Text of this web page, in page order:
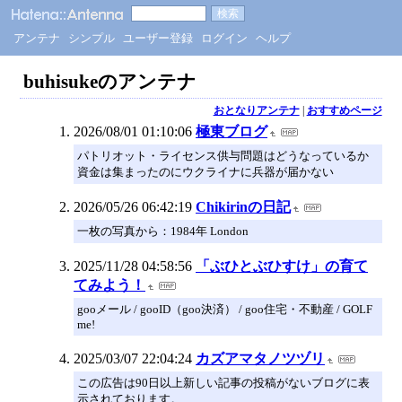
アンテナ シンプル ユーザー登録 ログイン ヘルプ
buhisukeのアンテナ
おとなりアンテナ| おすすめページ
2026/08/01 01:10:06 極東ブログ
パトリオット・ライセンス供与問題はどうなっているか
資金は集まったのにウクライナに兵器が届かない
2026/05/26 06:42:19 Chikirinの日記
一枚の写真から：1984年 London
2025/11/28 04:58:56
「ぶひとぶひすけ」の育て
てみよう！
gooメール / gooID（goo決済） / goo住宅・不動産 / GOLF
me!
2025/03/07 22:04:24 カズアマタノツヅリ
この広告は90日以上新しい記事の投稿がないブログに表
示されております。